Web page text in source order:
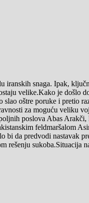
snaga. Ipak,
velike.Kako je došlo
oštre poruke i pretio
za moguću veliku
poslova Abas
feldmaršalom
bi da predvodi nastavak
rešenju